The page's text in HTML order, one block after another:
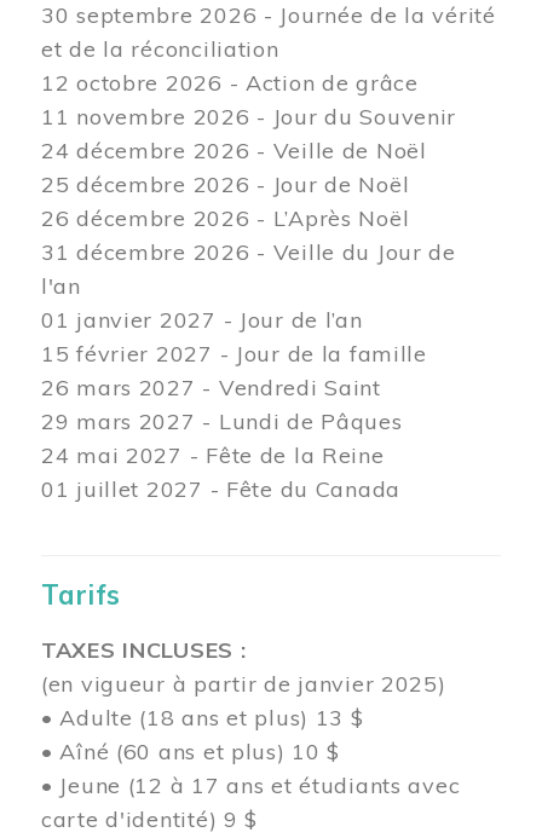
30 septembre 2026 - Journée de la vérité
et de la réconciliation
12 octobre 2026 - Action de grâce
11 novembre 2026 - Jour du Souvenir
24 décembre 2026 - Veille de Noël
25 décembre 2026 - Jour de Noël
26 décembre 2026 - L’Après Noël
31 décembre 2026 - Veille du Jour de
l'an
01 janvier 2027 - Jour de l’an
15 février 2027 - Jour de la famille
26 mars 2027 - Vendredi Saint
29 mars 2027 - Lundi de Pâques
24 mai 2027 - Fête de la Reine
01 juillet 2027 - Fête du Canada
Tarifs
TAXES INCLUSES :
(en vigueur à partir de janvier 2025)
• Adulte (18 ans et plus) 13 $
• Aîné (60 ans et plus) 10 $
• Jeune (12 à 17 ans et étudiants avec
carte d'identité) 9 $